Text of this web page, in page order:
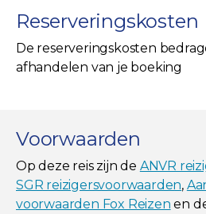
Reserveringskosten
De reserveringskosten
afhandelen van je boeking
Voorwaarden
Op deze reis zijn de ANVR
SGR reizigersvoorwaarden,
voorwaarden Fox Reizen en